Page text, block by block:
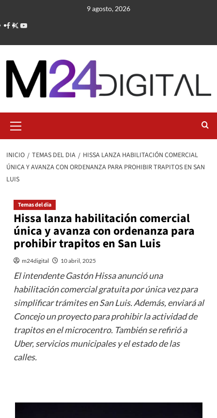
contenido
9 agosto, 2026
primario
INICIO TEMAS DEL DIA
HISSA LANZA HABILITACIÓN COMERCIAL
ÚNICA Y AVANZA CON ORDENANZA PARA PROHIBIR TRAPITOS EN SAN
LUIS
Temas del dia
Hissa lanza habilitación comercial
única y avanza con ordenanza para
prohibir trapitos en San Luis
m24digital 10 abril, 2025
El intendente Gastón Hissa anunció una
habilitación comercial gratuita por única vez para
simplificar trámites en San Luis. Además, enviará al
Concejo un proyecto para prohibir la actividad de
trapitos en el microcentro. También se refirió a
Uber, servicios municipales y el estado de las
calles.